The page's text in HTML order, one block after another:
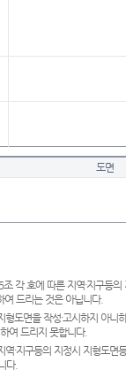
도면
5조 각 호에 따른 지역·지구
여 드리는 것은 아닙니다.
형도면을 작성·고시하지 아
여 드리지 못합니다.
역·지구등의 지정시 지형도
다.